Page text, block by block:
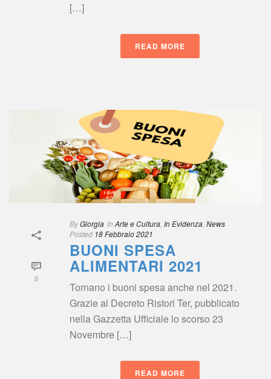
[…]
READ MORE
0
ByGiorgia In Arte e Cultura In Evidenza New
Posted 18 Febbraio 2021
BUONI SPESA
ALIMENTARI 2021
Tornano i buoni spesa anche nel 2021.
Grazie al Decreto Ristori Ter, pubblicato
nella Gazzetta Ufficiale lo scorso 23
Novembre […]
READ MORE